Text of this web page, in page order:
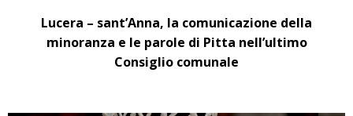
Lucera – sant’Anna, la comunicazione della
minoranza e le parole di Pitta nell’ultimo
Consiglio comunale